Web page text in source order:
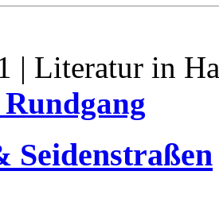
| Literatur in
Seidenstraßen